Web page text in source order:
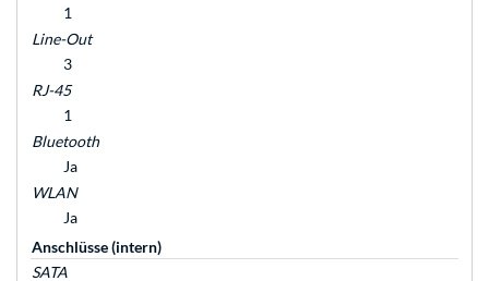
1
Line-Out
3
RJ-45
1
Bluetooth
Ja
WLAN
Ja
Anschlüsse (intern)
SATA